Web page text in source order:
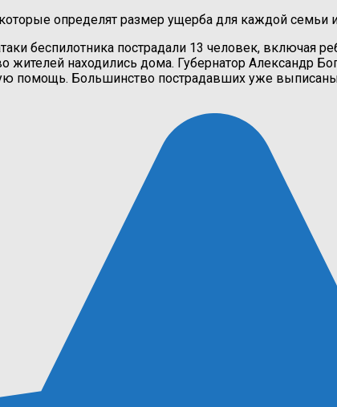
определят размер ущерба для каждой
беспилотника пострадали 13 человек, включая
жителей находились дома. Губернатор Александр
помощь. Большинство пострадавших уже выписаны,